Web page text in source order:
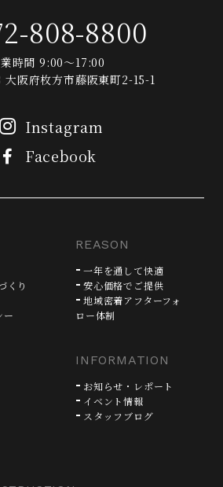
808-8800
時間 9:00～17:00
大阪府枚方市藤阪東町2-15-1
Instagram
Facebook
くり
ー
REASON
一年を通して快適
安心価格でご提供
地域密着アフターフォ
ロー体制
INFORMATION
お知らせ・レポート
イベント情報
スタッフブログ